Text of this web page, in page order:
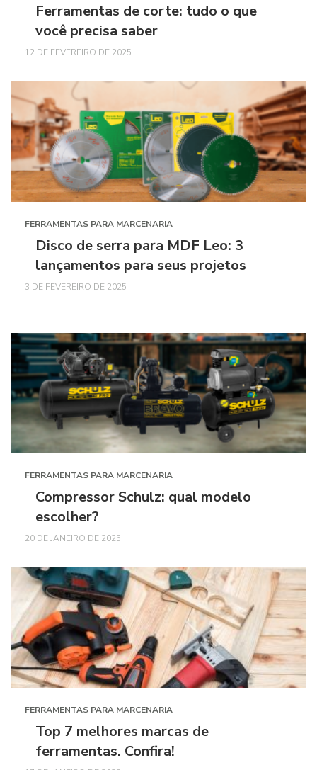
Ferramentas de corte: tudo o que
você precisa saber
12 DE FEVEREIRO DE 2025
FERRAMENTAS PARA MARCENARIA
Disco de serra para MDF Leo: 3
lançamentos para seus projetos
3 DE FEVEREIRO DE 2025
FERRAMENTAS PARA MARCENARIA
Compressor Schulz: qual modelo
escolher?
20 DE JANEIRO DE 2025
FERRAMENTAS PARA MARCENARIA
Top 7 melhores marcas de
ferramentas. Confira!